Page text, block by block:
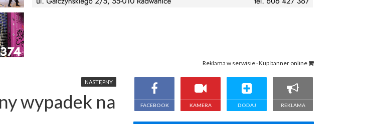
Reklama w serwisie · Kup banner online
NASTĘPNY
wypadek na
FACEBOOK KAMERA DODAJ REKLAMA